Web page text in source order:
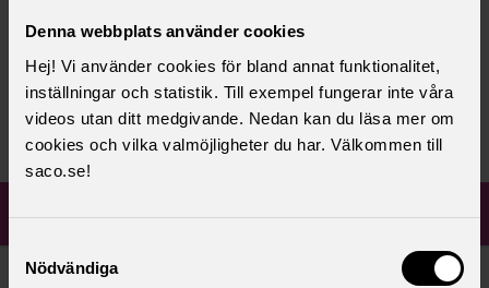
Denna webbplats använder cookies
Hej! Vi använder cookies för bland annat funktionalitet,
inställningar och statistik. Till exempel fungerar inte våra
videos utan ditt medgivande. Nedan kan du läsa mer om
cookies och vilka valmöjligheter du har. Välkommen till
saco.se!
Samtyckesval
Nödvändiga
Läs och ladda ner rapporter om politik och
arbetsliv.
Nyheter och kallelser